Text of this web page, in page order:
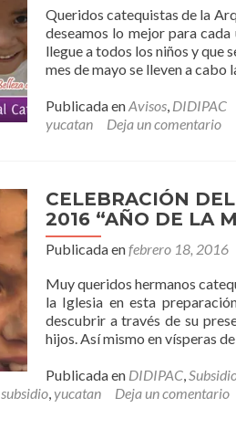
Queridos catequistas de la
deseamos lo mejor para cada
llegue a todos los niños y que
mes de mayo se lleven a cabo
Publicada enAvisos, DIDIPAC
yucatan
Deja un comentario
CELEBRACIÓN
2016 “AÑO DE LA
Publicada enfebrero 18, 2016
Muy queridos hermanos
la Iglesia en esta
descubrir a través de su
hijos. Así mismo en vísperas
Publicada en DIDIPAC,
subsidio,yucatan Deja un comentario